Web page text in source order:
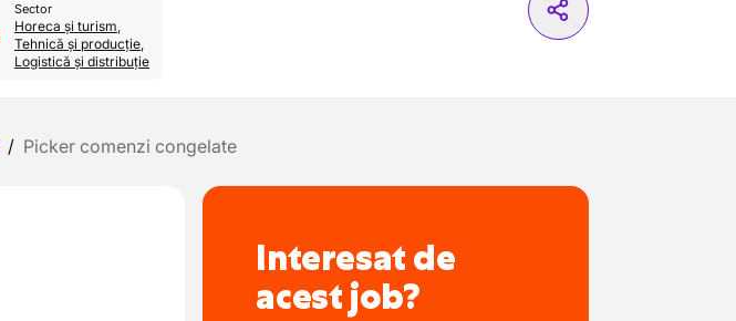
Sector
Horeca și turism,
Tehnică și producție,
Logistică și distribuție
/ Picker comenzi congelate
Interesat de
acest job?